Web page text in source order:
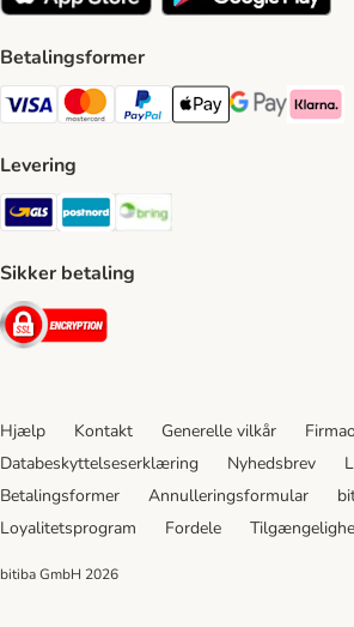
Betalingsformer
VISA Payment Method
Mastercard Payment Method
Paypal Payment Method
Apple Pay Payment
Google PayKlarna
Levering
GLS Shipping Method
Postnord Shipping Method
Sikker betaling
Security
Hjælp Kontakt Generelle vilkår
Databeskyttelseserklæring
Nyhedsbrev
Betalingsformer
Annulleringsformular
Loyalitetsprogram
Fordele
bitiba GmbH 2026